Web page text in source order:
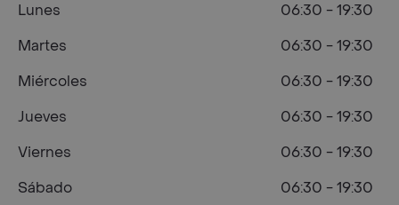
Lunes
06:30 - 19:30
Martes
06:30 - 19:30
Miércoles
06:30 - 19:30
Jueves
06:30 - 19:30
Viernes
06:30 - 19:30
Sábado
06:30 - 19:30